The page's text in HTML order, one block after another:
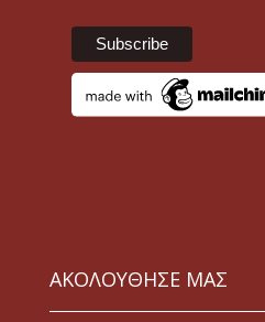
ΑΚΟΛΟΥΘΗΣΕ ΜΑΣ